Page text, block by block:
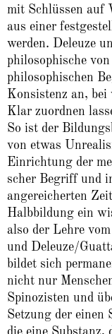
mit Schlüssen auf
aus einer
werden. Deleuze
philosophische
philosophischen
Konsistenz an, bei
Klar zuordnen
So ist der
von etwas
Einrichtung der
scher Begriff und
angereicherten
Halbbildung ein
also der Lehre
und Deleuze/
bildet sich
nicht nur
Spinozisten und
Setzung der einen